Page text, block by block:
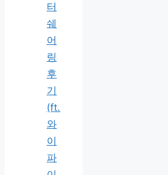
터
쉐
어
링
후
기
(ft.
와
이
파